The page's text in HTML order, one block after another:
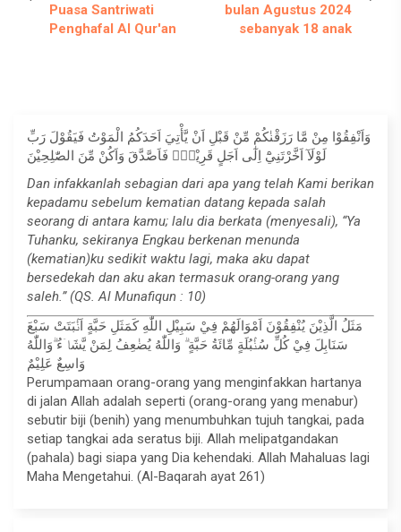
Puasa Santriwati
Penghafal Al Qur'an
bulan Agustus 2024
sebanyak 18 anak
وَاَنْفِقُوْا مِنْ مَّا رَزَقْنٰكُمْ مِّنْ قَبْلِ اَنْ يَّأْتِيَ اَحَدَكُمُ الْمَوْتُ فَيَقُوْلَ رَبِّ
لَوْلَآ اَخَّرْتَنِيْٓ اِلٰٓى اَجَلٍ قَرِيْبٍۚ فَاَصَّدَّقَ وَاَكُنْ مِّنَ الصّٰلِحِيْنَ
Dan infakkanlah sebagian dari apa yang telah Kami berikan
kepadamu sebelum kematian datang kepada salah
seorang di antara kamu; lalu dia berkata (menyesali), “Ya
Tuhanku, sekiranya Engkau berkenan menunda
(kematian)ku sedikit waktu lagi, maka aku dapat
bersedekah dan aku akan termasuk orang-orang yang
saleh.” (QS. Al Munafiqun : 10)
مَثَلُ الَّذِيْنَ يُنْفِقُوْنَ اَمْوَالَهُمْ فِيْ سَبِيْلِ اللّٰهِ كَمَثَلِ حَبَّةٍ اَنْۢبَتَتْ سَبْعَ
سَنَابِلَ فِيْ كُلِّ سُنْۢبُلَةٍ مِّائَةُ حَبَّةٍ ۗ وَاللّٰهُ يُضٰعِفُ لِمَنْ يَّشَاۤءُ ۗوَاللّٰهُ
وَاسِعٌ عَلِيْمٌ
Perumpamaan orang-orang yang menginfakkan hartanya
di jalan Allah adalah seperti (orang-orang yang menabur)
sebutir biji (benih) yang menumbuhkan tujuh tangkai, pada
setiap tangkai ada seratus biji. Allah melipatgandakan
(pahala) bagi siapa yang Dia kehendaki. Allah Mahaluas lagi
Maha Mengetahui. (Al-Baqarah ayat 261)